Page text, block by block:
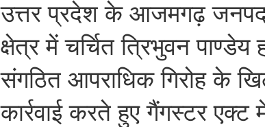
उत्तर प्रदेश के आजमगढ़
क्षेत्र में चर्चित त्रिभुवन
संगठित आपराधिक गिरोह के
कार्रवाई करते हुए गैंगस्टर एक्ट